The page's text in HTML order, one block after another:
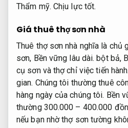
Thẩm mỹ. Chịu lực tốt.
Giá thuê thợ sơn nhà
Thuê thợ sơn nhà nghĩa là chủ
sơn, Bền vững lâu dài. bột bả,
cụ sơn và thợ chỉ việc tiến hành.
gian. Chúng tôi thường thuê
hàng ngày của chúng tôi. Bền
thường 300.000 – 400.000
nếu bạn nhờ thợ sơn tường